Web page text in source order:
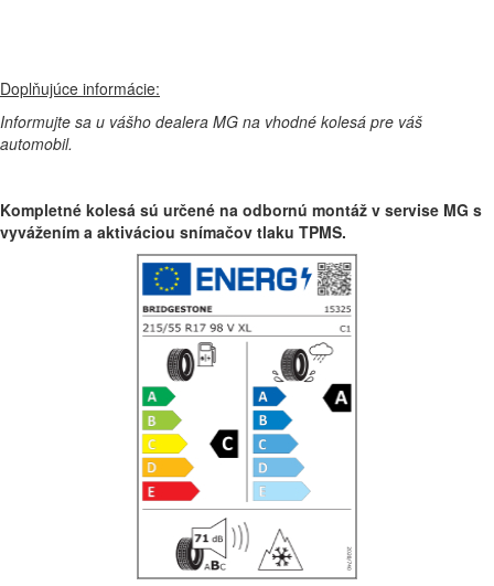
Doplňujúce informácie:
Informujte sa u vášho dealera MG na vhodné kolesá pre váš
automobil.
Kompletné kolesá sú určené na odbornú montáž v servise MG s
vyvážením a aktiváciou snímačov tlaku TPMS.